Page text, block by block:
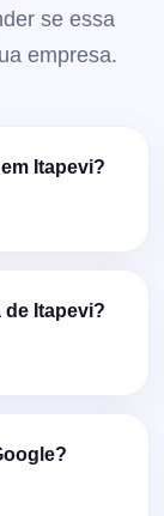
se essa
empresa.
Itapevi?
de Itapevi?